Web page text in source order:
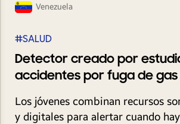
Venezuela
#SALUD
Detector creado por
accidentes por fuga de gas
Los jóvenes combinan recursos
y digitales para alertar cuando